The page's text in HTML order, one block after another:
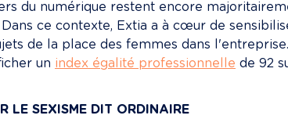
du numérique restent encore
ce contexte, Extia a à cœur de
de la place des femmes dans
un index égalité professionnelle de 92
LE SEXISME DIT ORDINAIRE